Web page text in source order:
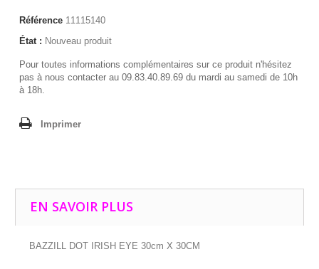
Référence 11115140
État : Nouveau produit
Pour toutes informations complémentaires sur ce produit n'hésitez
pas à nous contacter au 09.83.40.89.69 du mardi au samedi de 10h
à 18h.
Imprimer
EN SAVOIR PLUS
BAZZILL DOT IRISH EYE 30cm X 30CM